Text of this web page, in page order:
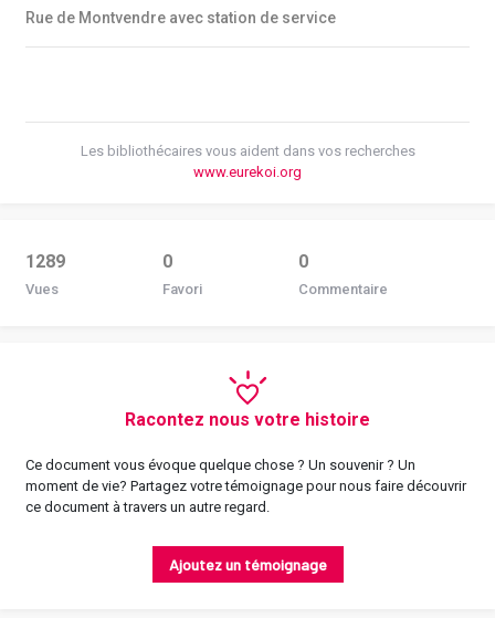
Rue de Montvendre avec station de service
Les bibliothécaires vous aident dans vos recherches
www.eurekoi.org
1289
Vues
0
Favori
0
Commentaire
Racontez nous votre histoire
Ce document vous évoque quelque chose ? Un souvenir ? Un
moment de vie? Partagez votre témoignage pour nous faire découvrir
ce document à travers un autre regard.
Ajoutez un témoignage